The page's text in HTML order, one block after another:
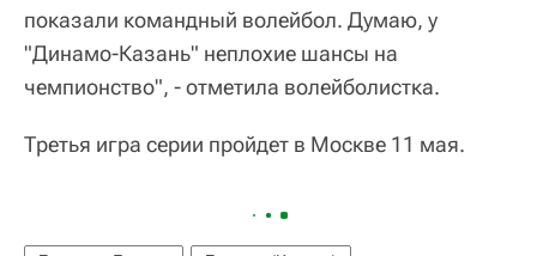
показали командный волейбол. Думаю, у
"Динамо-Казань" неплохие шансы на
чемпионство", - отметила волейболистка.
Третья игра серии пройдет в Москве 11 мая.